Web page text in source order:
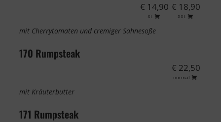
€ 14,90
XL
€ 18,90
XXL
mit Cherrytomaten und cremiger Sahnesoße
170 Rumpsteak
€ 22,50
normal
mit Kräuterbutter
171 Rumpsteak